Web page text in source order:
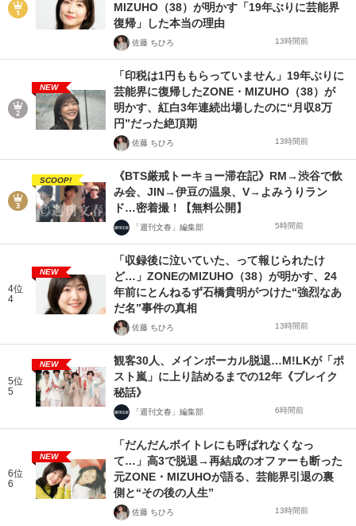
MIZUHO（38）が明かす「19年ぶりに芸能界
復帰」した本当の理由
佐藤 ちひろ 13時間前
NEW
「印税は1円ももらっていません」19年ぶりに
芸能界に復帰したZONE・MIZUHO（38）が
明かす、紅白3年連続出場したのに“月収8万
円”だった絶頂期
佐藤 ちひろ 13時間前
SCOOP!
《BTS厳戒トーキョー滞在記》RM→渋谷で飲
み会、JIN→伊豆の温泉、V→よみうりラン
ド…密着撮！【無料公開】
「週刊文春」編集部 5時間前
4位
4
NEW
「収録後に泣いていた、って報じられたけ
ど…」ZONEのMIZUHO（38）が明かす、24
年前にとんねるず石橋貴明がつけた“強烈なあ
だ名”事件の真相
佐藤 ちひろ 13時間前
5位
5
NEW
観客30人、メインボーカル脱退…M!LKが「ポ
スト嵐」に上り詰めるまでの12年《ブレイク
秘話》
「週刊文春」編集部 6時間前
6位
6
NEW
「だんだんボイトレにも呼ばれなくなっ
て…」高3で脱退→再結成のオファーも断った
元ZONE・MIZUHOが語る、芸能界引退の裏
側と“その後の人生”
佐藤 ちひろ 13時間前